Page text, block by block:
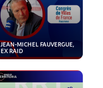
JEAN-MICHEL FAUVERGUE,
EX RAID